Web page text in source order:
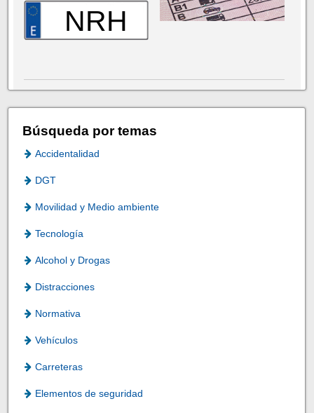
NRH
Búsqueda por temas
Accidentalidad
DGT
Movilidad y Medio ambiente
Tecnología
Alcohol y Drogas
Distracciones
Normativa
Vehículos
Carreteras
Elementos de seguridad